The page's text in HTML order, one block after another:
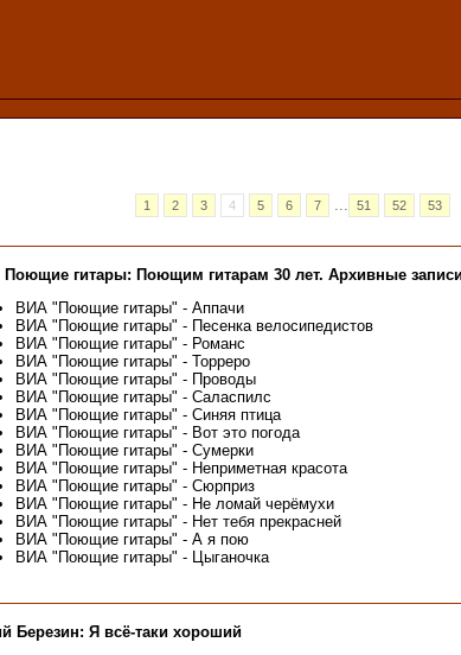
1 2 3 4 5 6 7 ... 51 52 53
гитары: Поющим гитарам 30 лет. Архивные записи
ВИА "Поющие гитары" - Аппачи
ВИА "Поющие гитары" - Песенка велосипедистов
ВИА "Поющие гитары" - Романс
ВИА "Поющие гитары" - Торреро
ВИА "Поющие гитары" - Проводы
ВИА "Поющие гитары" - Саласпилс
ВИА "Поющие гитары" - Синяя птица
ВИА "Поющие гитары" - Вот это погода
ВИА "Поющие гитары" - Сумерки
ВИА "Поющие гитары" - Неприметная красота
ВИА "Поющие гитары" - Сюрприз
ВИА "Поющие гитары" - Не ломай черёмухи
ВИА "Поющие гитары" - Нет тебя прекрасней
ВИА "Поющие гитары" - А я пою
ВИА "Поющие гитары" - Цыганочка
Березин: Я всё-таки хороший